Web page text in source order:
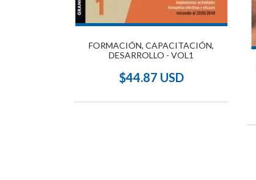
FORMACIÓN, CAPACITACIÓN,
DESARROLLO - VOL1
$44.87 USD